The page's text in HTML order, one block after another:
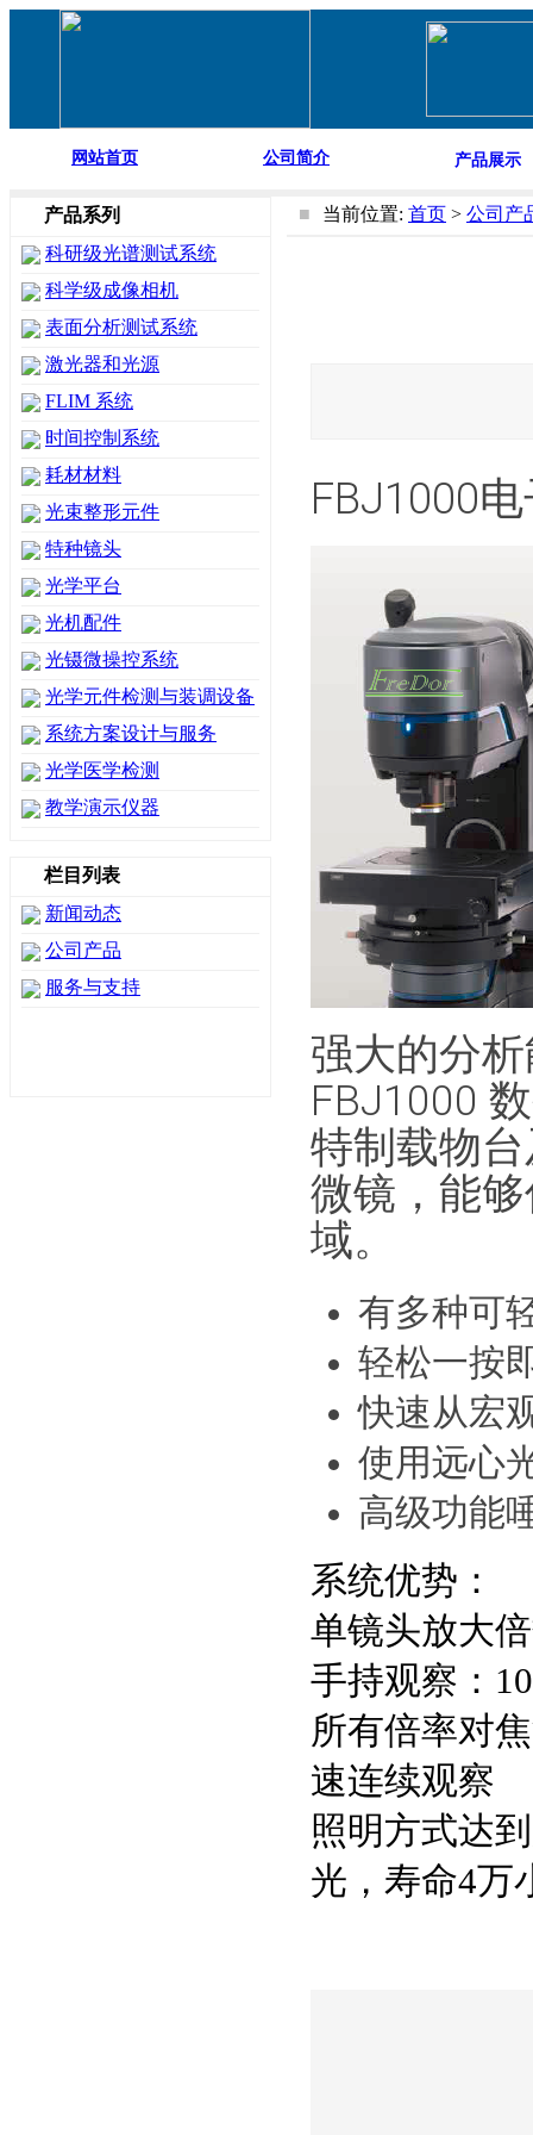
网站首页 公司简介 产品展示
产品系列
科研级光谱测试系统
科学级成像相机
表面分析测试系统
激光器和光源
FLIM 系统
时间控制系统
耗材材料
光束整形元件
特种镜头
光学平台
光机配件
光镊微操控系统
光学元件检测与装调设备
系统方案设计与服务
光学医学检测
教学演示仪器
栏目列表
新闻动态
公司产品
服务与支持
■ 当前位置: 首页 > 公司产
FBJ1000
强大的分
FBJ1000
特制载物
微镜，能
域。
有多种可
轻松一按
快速从宏
使用远心
高级功能
系统优势：
单镜头放大
手持观察：
所有倍率对
速连续观察
照明方式达
光，寿命4万